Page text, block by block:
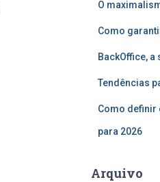
O
Como
BackOffice,
Tendências
Como definir
para 2026
Arquivo